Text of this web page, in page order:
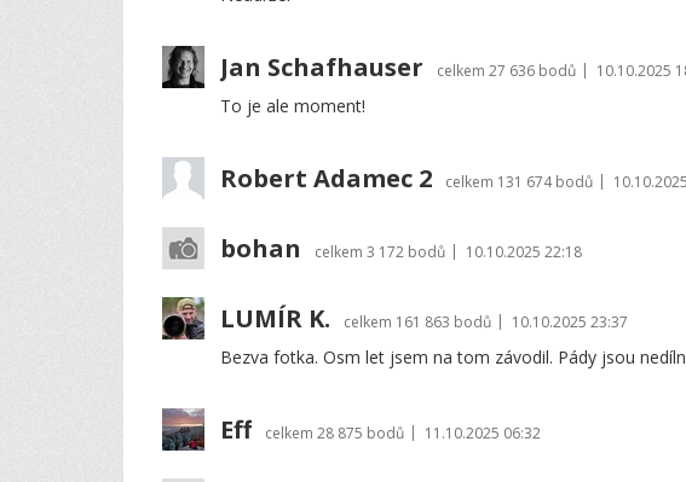
Jan Schafhauser celkem 27 636 bodů | 10.10.2025
To je ale moment!
Robert Adamec 2 celkem 131 674 bodů |
bohan celkem 3 172 bodů | 10.10.2025 22:18
LUMÍR K. celkem 161 863 bodů | 10.10.2025 23:37
Bezva fotka. Osm let jsem na tom závodil. Pády jsou
Eff celkem 28 875 bodů | 11.10.2025 06:32